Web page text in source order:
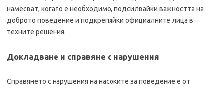
намесват, когато е необходимо, подсилвайки важността на
доброто поведение и подкрепяйки официалните лица в
техните решения.
Докладване и справяне с нарушения
Справянето с нарушения на насоките за поведение е от